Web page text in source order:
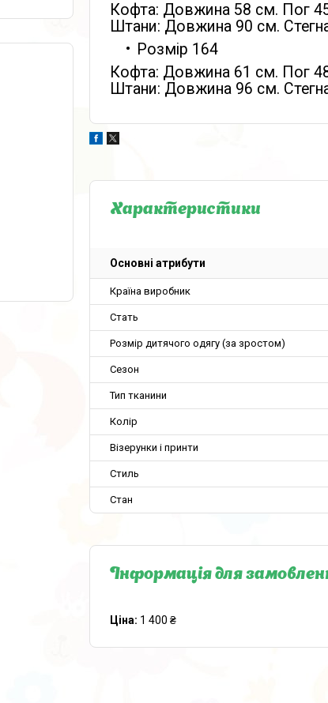
Кофта: Довжина 58 см. Пог
Штани: Довжина 90 см.
Розмір 164
Кофта: Довжина 61 см. Пог
Штани: Довжина 96 см.
Характеристики
Основні атрибути
Країна виробник
Стать
Розмір дитячого одягу (за зростом)
Сезон
Тип тканини
Колір
Візерунки і принти
Стиль
Стан
Інформація для
Ціна: 1 400 ₴